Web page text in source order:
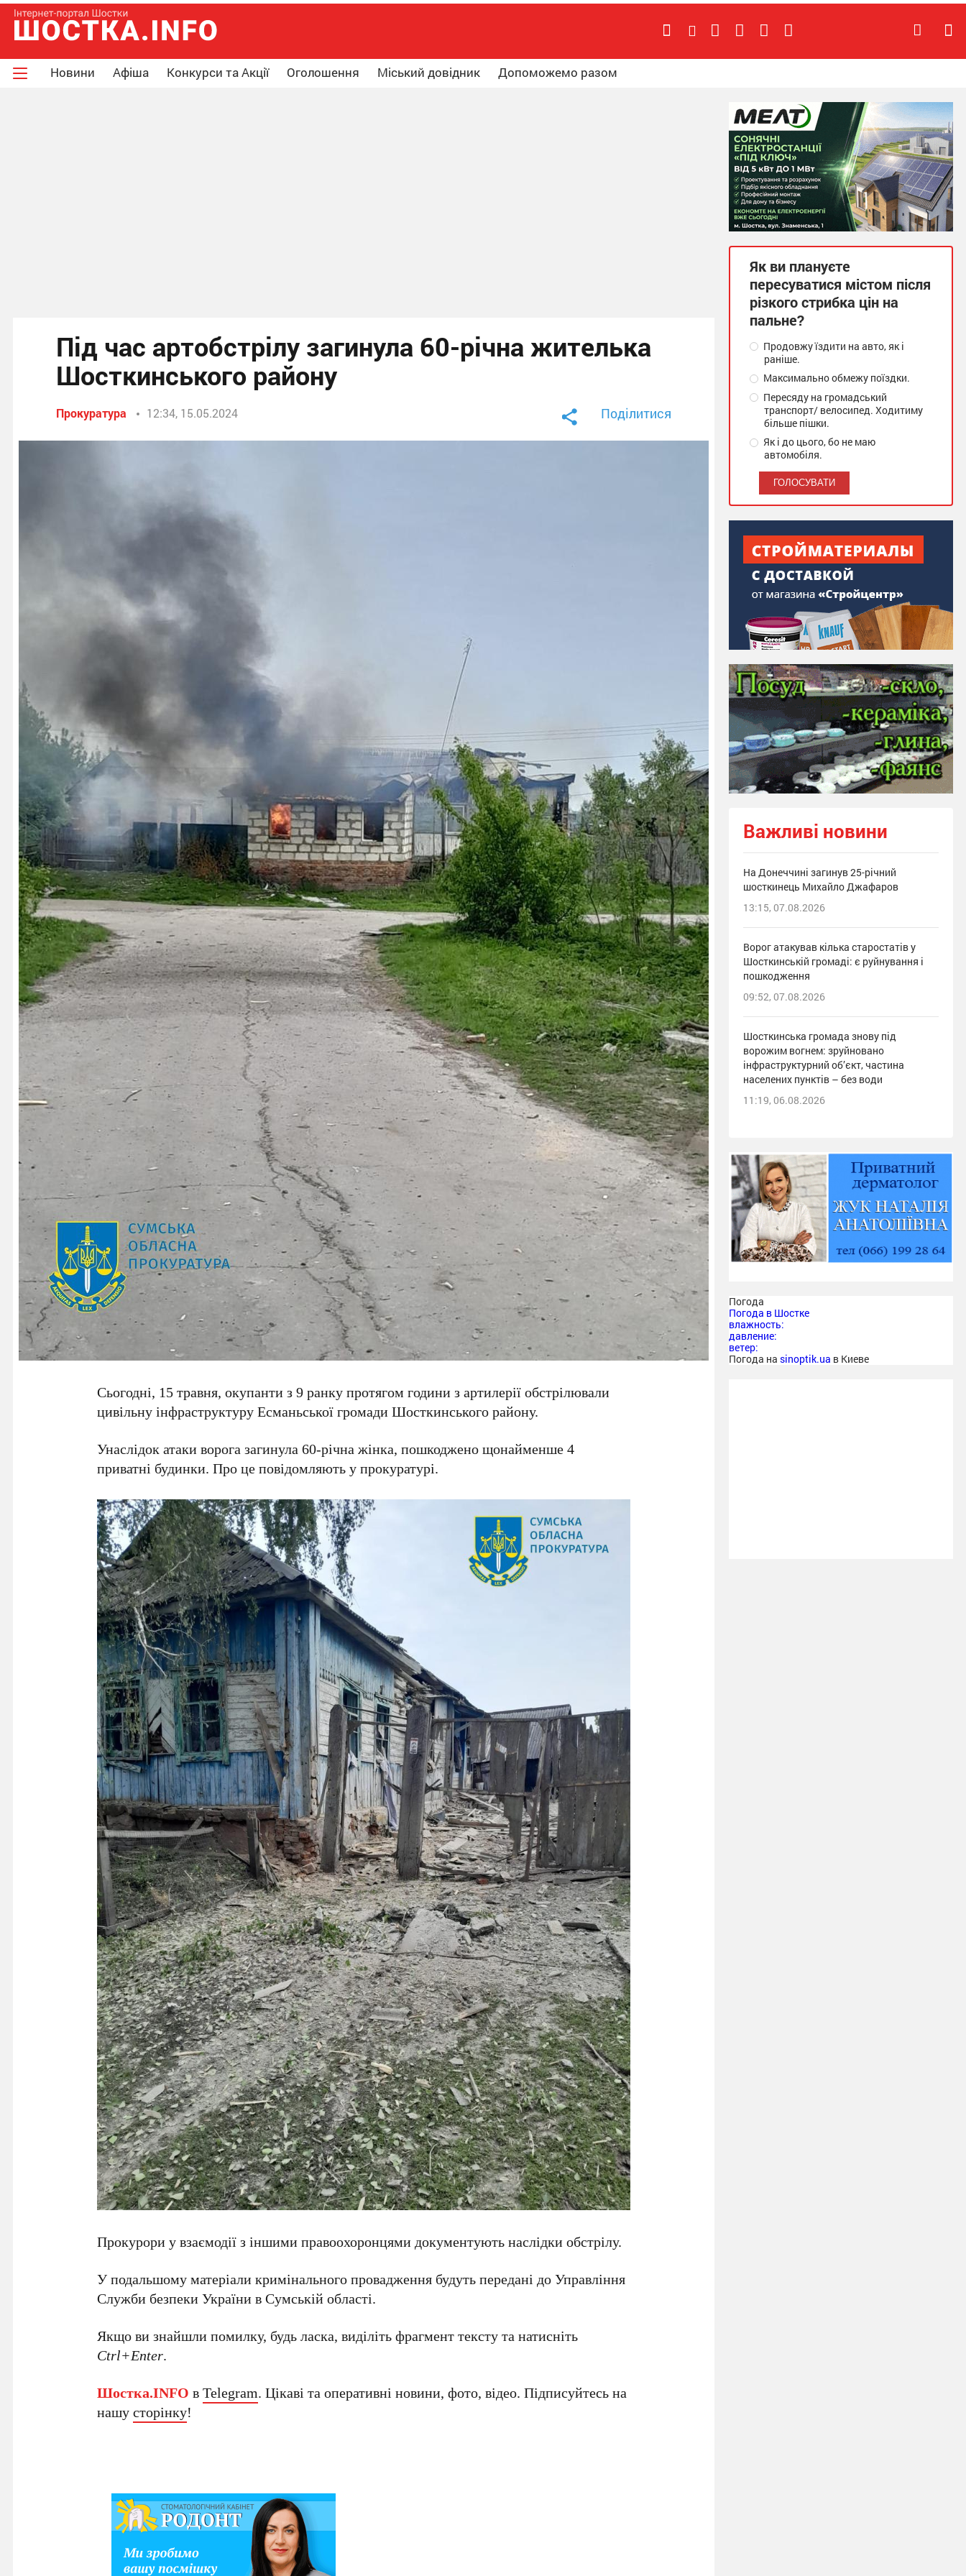
Новини Афіша Конкурси та Акції Оголошення Міський довідник Допоможемо разом
Під час артобстрілу загинула 60-річна жителька
Шосткинського району
Прокуратура 12:34, 15.05.2024 Поділитися
Сьогодні, 15 травня, окупанти з 9 ранку протягом години з артилерії обстрілювали
цивільну інфраструктуру Есманьської громади Шосткинського району.
Унаслідок атаки ворога загинула 60-річна жінка, пошкоджено щонайменше 4
приватні будинки. Про це повідомляють у прокуратурі.
Прокурори у взаємодії з іншими правоохоронцями документують наслідки обстрілу.
У подальшому матеріали кримінального провадження будуть передані до Управління
Служби безпеки України в Сумській області.
Якщо ви знайшли помилку, будь ласка, виділіть фрагмент тексту та натисніть
Ctrl+Enter.
Шостка.INFO вTelegram. Цікаві та оперативні новини, фото, відео. Підписуйтесь на
нашусторінку!
Як ви плануєте
пересуватися містом після
різкого стрибка цін на
пальне?
Продовжу їздити на авто, як і
раніше.
Максимально обмежу поїздки.
Пересяду на громадський
транспорт/ велосипед. Ходитиму
більше пішки.
Як і до цього, бо не маю
автомобіля.
Важливі новини
На Донеччині загинув 25-річний
шосткинець Михайло Джафаров
13:15, 07.08.2026
Ворог атакував кілька старостатів у
Шосткинській громаді: є руйнування і
пошкодження
09:52, 07.08.2026
Шосткинська громада знову під
ворожим вогнем: зруйновано
інфраструктурний об’єкт, частина
населених пунктів – без води
11:19, 06.08.2026
Погода
Погода в Шостке
влажность:
давление:
ветер:
Погода на sinoptik.ua в Киеве